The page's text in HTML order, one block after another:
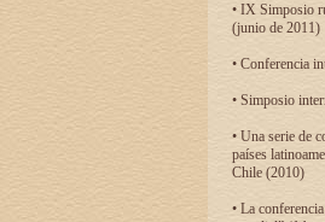
• IX Simposio
(junio de 2011)
• Conferencia
• Simposio
• Una serie de
países
Chile (2010)
• La